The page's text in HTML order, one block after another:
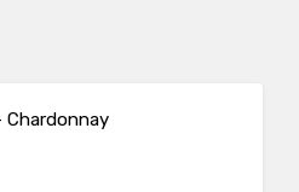
Chardonnay